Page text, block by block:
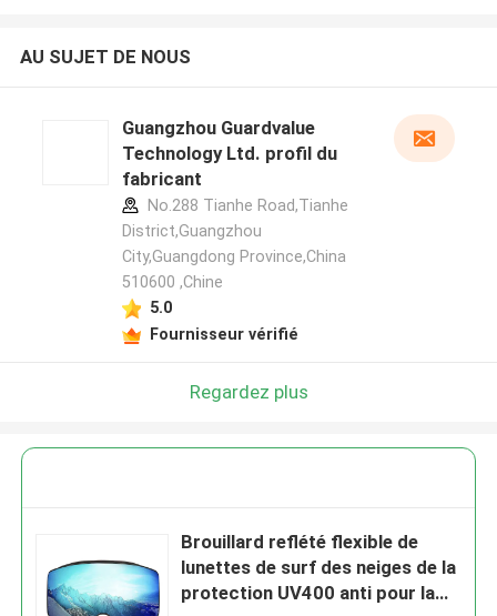
AU SUJET DE NOUS
Guangzhou Guardvalue
Technology Ltd. profil du
fabricant
No.288 Tianhe Road,Tianhe
District,Guangzhou
City,Guangdong Province,China
510600 ,Chine
5.0
Fournisseur vérifié
Regardez plus
Brouillard reflété flexible de
lunettes de surf des neiges de la
protection UV400 anti pour la